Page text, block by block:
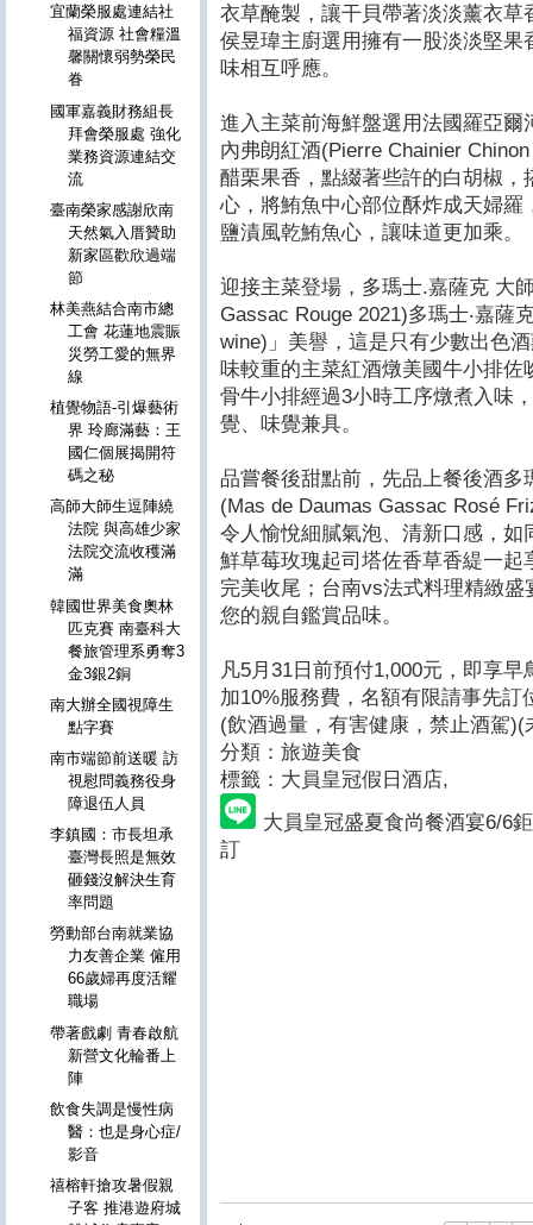
衣草醃製，讓干貝帶著淡淡薰衣
侯昱瑋主廚選用擁有一股淡淡堅
味相互呼應。
進入主菜前海鮮盤選用法國羅亞爾
內弗朗紅酒(Pierre Chainier
醋栗果香，點綴著些許的白胡椒
心，將鮪魚中心部位酥炸成天婦
鹽漬風乾鮪魚心，讓味道更加乘。
迎接主菜登場，多瑪士.嘉薩克 大
Gassac Rouge 2021)多瑪士‧嘉薩
wine)」美譽，這是只有少數出色
味較重的主菜紅酒燉美國牛小排
骨牛小排經過3小時工序燉煮入味
覺、味覺兼具。
品嘗餐後甜點前，先品上餐後酒
(Mas de Daumas Gassac Rosé
令人愉悅細膩氣泡、清新口感，
鮮草莓玫瑰起司塔佐香草香緹一
完美收尾；台南vs法式料理精緻
您的親自鑑賞品味。
凡5月31日前預付1,000元，即享
加10%服務費，名額有限請事先訂
(飲酒過量，有害健康，禁止酒駕)(
分類：旅遊美食
標籤：大員皇冠假日酒店,
大員皇冠盛夏食尚餐酒宴6/6
訂
宜蘭榮服處連結社
福資源 社會糧溫
馨關懷弱勢榮民
眷
國軍嘉義財務組長
拜會榮服處 強化
業務資源連結交
流
臺南榮家感謝欣南
天然氣入厝贊助
新家區歡欣過端
節
林美燕結合南市總
工會 花蓮地震賑
災勞工愛的無界
線
植覺物語-引爆藝術
界 玲廊滿藝：王
國仁個展揭開符
碼之秘
高師大師生逗陣繞
法院 與高雄少家
法院交流收穫滿
滿
韓國世界美食奧林
匹克賽 南臺科大
餐旅管理系勇奪3
金3銀2銅
南大辦全國視障生
點字賽
南市端節前送暖 訪
視慰問義務役身
障退伍人員
李鎮國：市長坦承
臺灣長照是無效
砸錢沒解決生育
率問題
勞動部台南就業協
力友善企業 僱用
66歲婦再度活耀
職場
帶著戲劇 青春啟航
新營文化輪番上
陣
飲食失調是慢性病
醫：也是身心症/
影音
禧榕軒搶攻暑假親
子客 推港遊府城